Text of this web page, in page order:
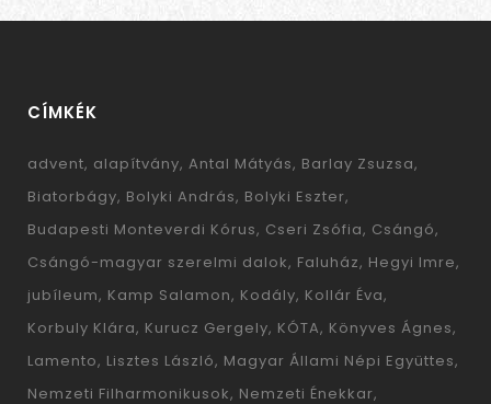
CÍMKÉK
advent alapítvány Antal Mátyás Barlay Zsuzsa
Biatorbágy Bolyki András Bolyki Eszter
Budapesti Monteverdi Kórus Cseri Zsófia Csángó
Csángó-magyar szerelmi dalok Faluház Hegyi Imre
jubíleum Kamp Salamon Kodály Kollár Éva
Korbuly Klára Kurucz Gergely KÓTA Könyves Ágnes
Lamento Lisztes László Magyar Állami Népi Együttes
Nemzeti Filharmonikusok Nemzeti Énekkar